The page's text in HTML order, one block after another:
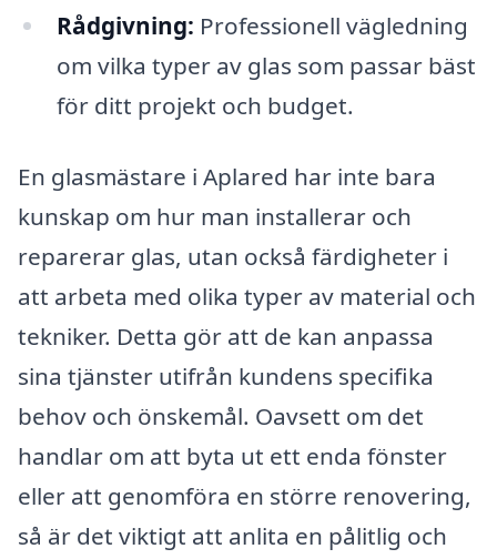
Rådgivning: Professionell vägledning
om vilka typer av glas som passar bäst
för ditt projekt och budget.
En glasmästare i Aplared har inte bara
kunskap om hur man installerar och
reparerar glas, utan också färdigheter i
att arbeta med olika typer av material och
tekniker. Detta gör att de kan anpassa
sina tjänster utifrån kundens specifika
behov och önskemål. Oavsett om det
handlar om att byta ut ett enda fönster
eller att genomföra en större renovering,
så är det viktigt att anlita en pålitlig och